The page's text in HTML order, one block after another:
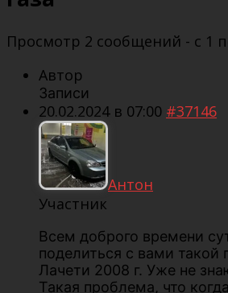
Просмотр 2 сообщений - с 1
Автор
Записи
20.02.2024 в 07:00 #37146
Антон
Участник
Всем доброго времени
поделиться с вами такой
Лачети 2008 г. Уже не
Такая проблема, что